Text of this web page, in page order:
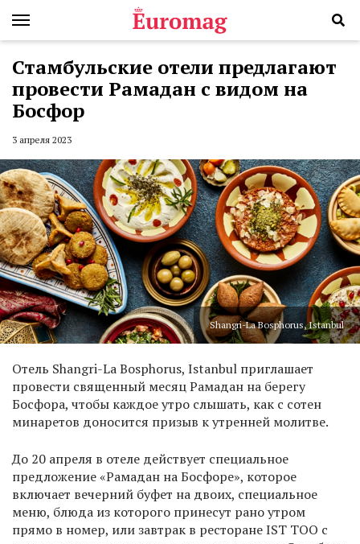
Стамбульские отели предлагают
провести Рамадан с видом на
Босфор
3 апреля 2023
Shangri-La Bosphorus, Istanbul
Отель Shangri-La Bosphorus, Istanbul приглашает
провести священный месяц Рамадан на берегу
Босфора, чтобы каждое утро слышать, как с сотен
минаретов доносится призыв к утренней молитве.
До 20 апреля в отеле действует специальное
предложение «Рамадан на Босфоре», которое
включает вечерний буфет на двоих, специальное
меню, блюда из которого принесут рано утром
прямо в номер, или завтрак в ресторане IST TOO с